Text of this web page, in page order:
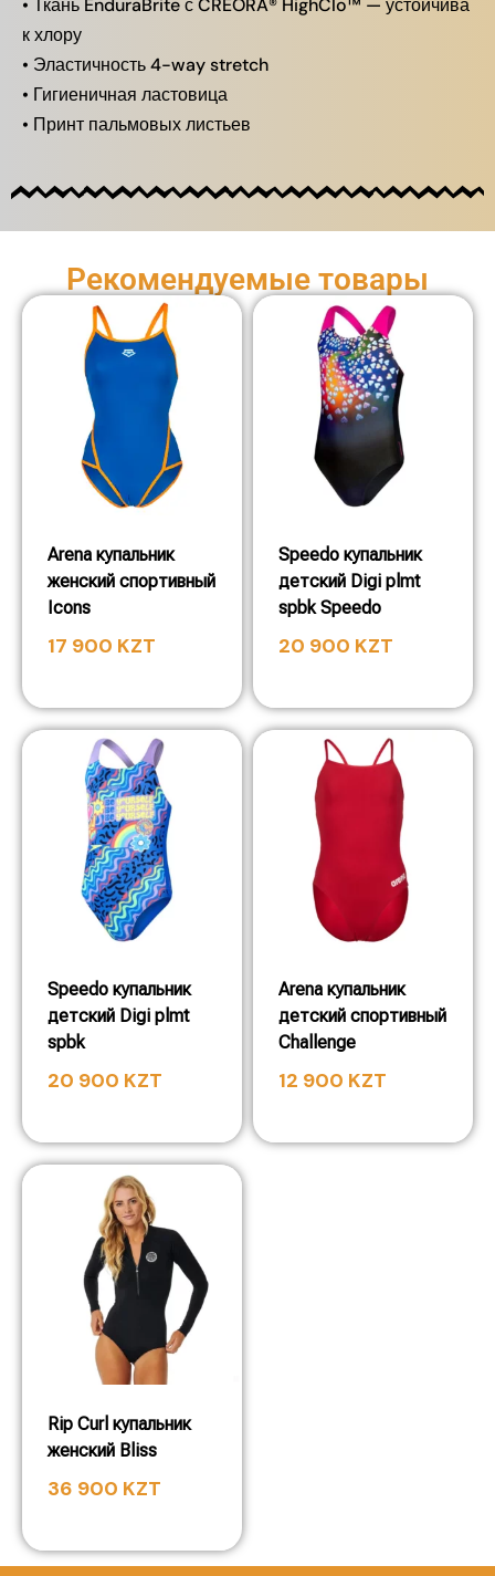
• Ткань EnduraBrite с CREORA® HighClo™ — устойчива
к хлору
• Эластичность 4-way stretch
• Гигиеничная ластовица
• Принт пальмовых листьев
Рекомендуемые товары
Arena купальник
женский спортивный
Icons
17 900 KZT
Speedo купальник
детский Digi plmt
spbk Speedo
20 900 KZT
Speedo купальник
детский Digi plmt
spbk
20 900 KZT
Arena купальник
детский спортивный
Challenge
12 900 KZT
Rip Curl купальник
женский Bliss
36 900 KZT